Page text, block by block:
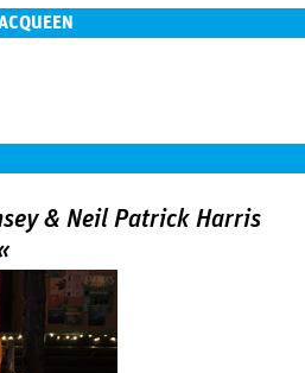
& Neil Patrick Harris